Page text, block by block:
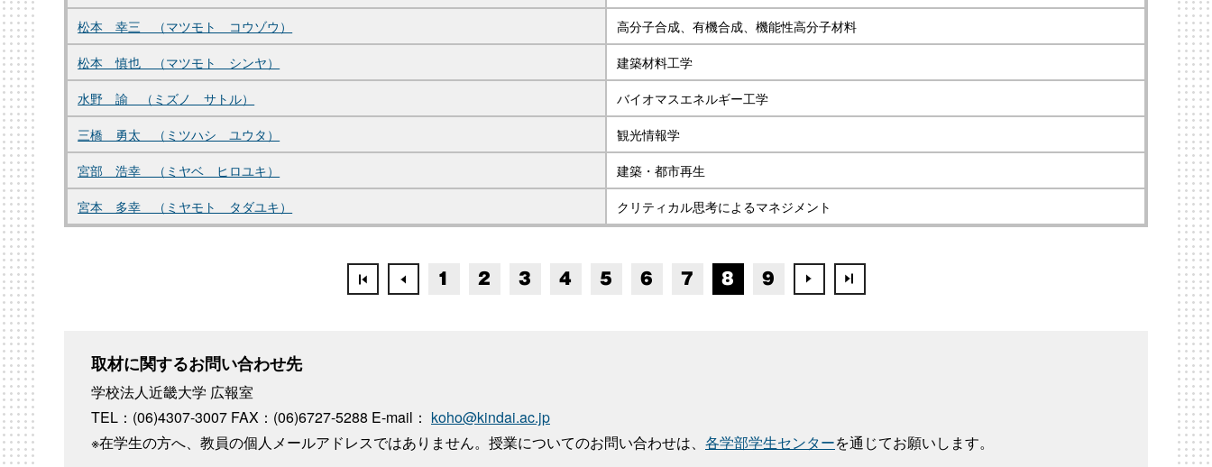
松本 幸三 （マツモト コウゾウ）
高分子合成、有機合成、機能性高分子材料
松本 慎也 （マツモト シンヤ）
建築材料工学
水野 諭 （ミズノ サトル）
バイオマスエネルギー工学
三橋 勇太 （ミツハシ ユウタ）
観光情報学
宮部 浩幸 （ミヤベ ヒロユキ）
建築・都市再生
宮本 多幸 （ミヤモト タダユキ）
クリティカル思考によるマネジメント
1 2 3 4 5 6 7 8 9
取材に関するお問い合わせ先
学校法人近畿大学 広報室
TEL：(06)4307-3007 FAX：(06)6727-5288 E-mail： koho@kindai.ac.jp
※在学生の方へ、教員の個人メールアドレスではありません。授業についてのお問い合わせは、 各学部学生センターを通じてお願いします。